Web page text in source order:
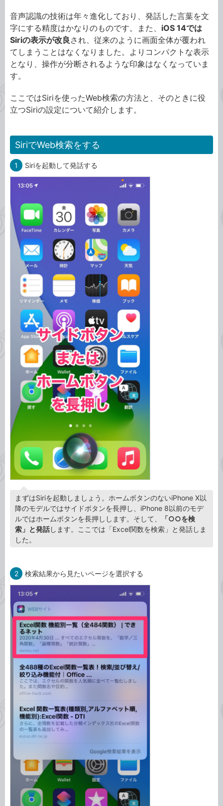
音声認識の技術は年々進化しており、発話した言葉を文
字にする精度はかなりのものです。また、 iOS 14では
Siriの表示が改良 され、従来のように画面全体が覆われ
てしまうことはなくなりました。よりコンパクトな表示
となり、操作が分断されるような印象はなくなっていま
す。
ここではSiriを使ったWeb検索の方法と、そのときに役
立つSiriの設定について紹介します。
SiriでWeb検索をする
1 Siriを起動して発話する
まずはSiriを起動しましょう。ホームボタンのないiPhone X以
降のモデルではサイドボタンを長押し、iPhone 8以前のモデ
ルではホームボタンを長押しします。そして、
「○○を検
索」と発話します。ここでは「Excel関数を検索」と発話しま
した。
2 検索結果から見たいページを選択する